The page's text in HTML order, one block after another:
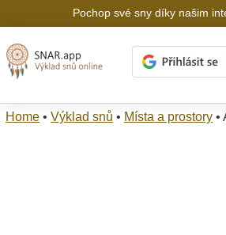
Pochop své sny díky našim
Home • Výklad snů • Místa a prostory •